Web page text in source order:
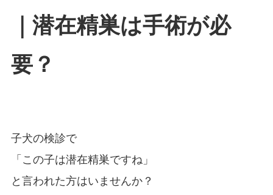
｜潜在精巣は手術が必
要？
子犬の検診で
「この子は潜在精巣ですね」
と言われた方はいませんか？